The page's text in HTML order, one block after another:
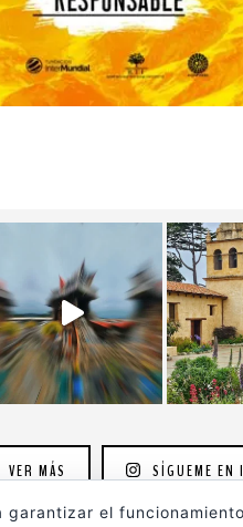
VER MÁS SÍGUEME EN
el